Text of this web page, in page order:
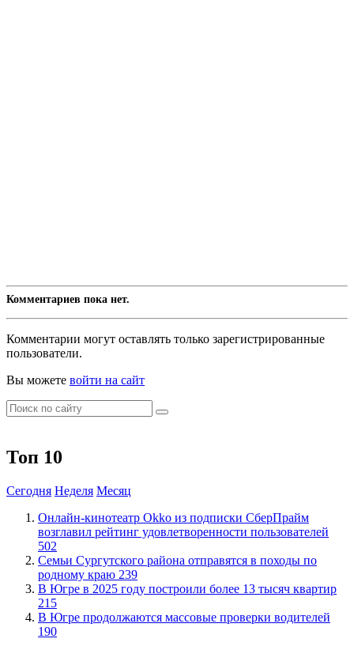
Комментариев пока нет.
Комментарии могут оставлять только зарегистрированные
пользователи.
Вы можете войти на сайт
Топ 10
Сегодня Неделя Месяц
​Онлайн-кинотеатр Okko из подписки СберПрайм
возглавил рейтинг удовлетворенности пользователей
502
​Семьи Сургутского района отправятся в походы по
родному краю 239
​В Югре в 2025 году построили более 13 тысяч квартир
215
​В Югре продолжаются массовые проверки водителей
190